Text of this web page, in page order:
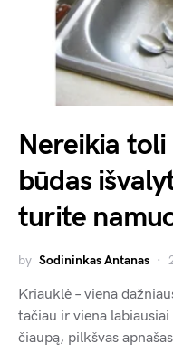
Nereikia
būdas
turite
by Sodininkas Antanas
Kriauklė – viena
tačiau ir viena
čiaupą, pilkšvas